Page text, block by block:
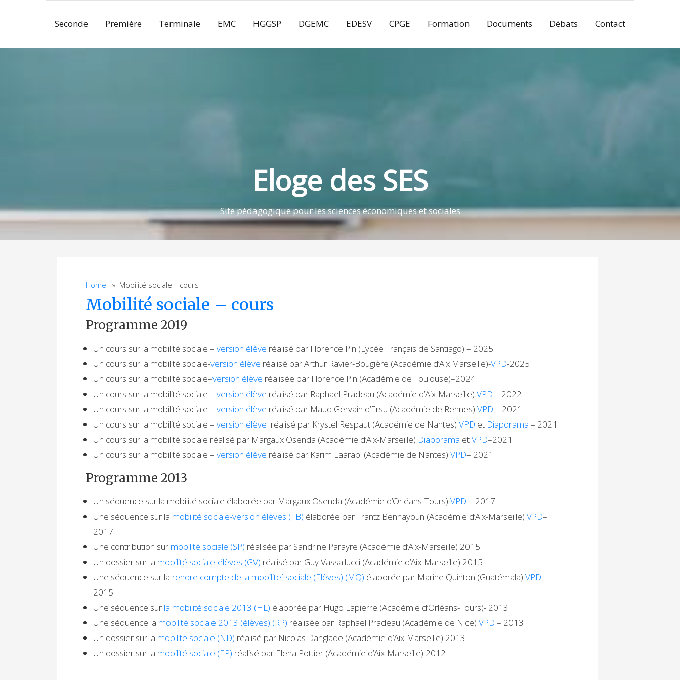
Seconde Première Terminale EMC HGGSP DGEMC EDESV CPGE Formation Documents Débats Contact
Eloge des SES
Site pédagogique pour les sciences économiques et sociales
Home » Mobilité sociale – cours
Mobilité sociale – cours
Programme 2019
Un cours sur la mobilité sociale –version élève réalisé par Florence Pin (Lycée Français de Santiago) – 2025
Un cours sur la mobilité sociale-version élève réalisé par Arthur Ravier-Bougière (Académie d’Aix Marseille)-VPD-2025
Un cours sur la mobilité sociale–version élève réalisée par Florence Pin (Académie de Toulouse)–2024
Un cours sur la mobilité sociale –version élève réalisé par Raphael Pradeau (Académie d’Aix-Marseille)VPD – 2022
Un cours sur la mobilité sociale –version élève réalisé par Maud Gervain d’Ersu (Académie de Rennes)VPD – 2021
Un cours sur la mobilité sociale –version élève réalisé par Krystel Respaut (Académie de Nantes)VPD et Diaporama – 2021
Un cours sur la mobilité sociale réalisé par Margaux Osenda (Académie d’Aix-Marseille) Diaporama etVPD–2021
Un cours sur la mobilité sociale –version élève réalisé par Karim Laarabi (Académie de Nantes)VPD– 2021
Programme 2013
Un séquence sur la mobilité sociale élaborée par Margaux Osenda (Académie d’Orléans-Tours)VPD – 2017
Une séquence sur la mobilité sociale-version élèves (FB) élaborée par Frantz Benhayoun (Académie d’Aix-Marseille)VPD–
2017
Une contribution sur mobilité sociale (SP) réalisée par Sandrine Parayre (Académie d’Aix-Marseille) 2015
Un dossier sur la mobilité sociale-élèves (GV) réalisé par Guy Vassallucci (Académie d’Aix-Marseille) 2015
Une séquence sur la rendre compte de la mobilite´ sociale (Elèves) (MQ) élaborée par Marine Quinton (Guatémala)VPD –
2015
Une séquence sur la mobilité sociale 2013 (HL) élaborée par Hugo Lapierre (Académie d’Orléans-Tours)- 2013
Une séquence la mobilité sociale 2013 (élèves) (RP) réalisée par Raphaël Pradeau (Académie de Nice)VPD – 2013
Un dossier sur la mobilite sociale (ND) réalisé par Nicolas Danglade (Académie d’Aix-Marseille) 2013
Un dossier sur la mobilité sociale (EP) réalisé par Elena Pottier (Académie d’Aix-Marseille) 2012